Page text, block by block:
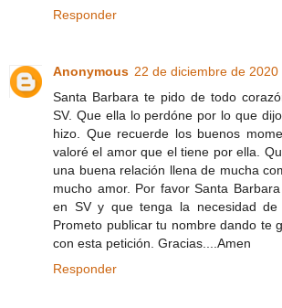
Responder
Anonymous 22 de diciembre de
Santa Barbara te pido de todo
SV. Que ella lo perdóne por lo que
hizo. Que recuerde los buenos
valoré el amor que el tiene por ella.
una buena relación llena de mucha
mucho amor. Por favor Santa
en SV y que tenga la necesidad
Prometo publicar tu nombre dando te
con esta petición. Gracias....Amen
Responder